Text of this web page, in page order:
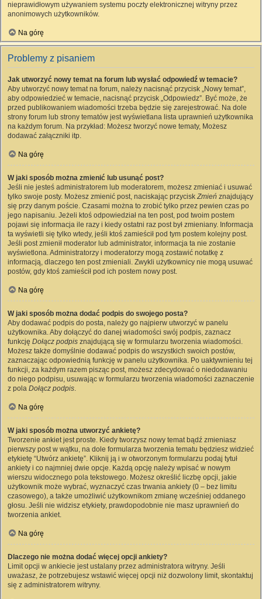
nieprawidłowym używaniem systemu poczty elektronicznej witryny przez
anonimowych użytkowników.
Na górę
Problemy z pisaniem
Jak utworzyć nowy temat na forum lub wysłać odpowiedź w temacie?
Aby utworzyć nowy temat na forum, należy nacisnąć przycisk „Nowy temat”,
aby odpowiedzieć w temacie, nacisnąć przycisk „Odpowiedz”. Być może, że
przed publikowaniem wiadomości trzeba będzie się zarejestrować. Na dole
strony forum lub strony tematów jest wyświetlana lista uprawnień użytkownika
na każdym forum. Na przykład: Możesz tworzyć nowe tematy, Możesz
dodawać załączniki itp.
Na górę
W jaki sposób można zmienić lub usunąć post?
Jeśli nie jesteś administratorem lub moderatorem, możesz zmieniać i usuwać
tylko swoje posty. Możesz zmienić post, naciskając przyciskZmień znajdujący
się przy danym poście. Czasami można to zrobić tylko przez pewien czas po
jego napisaniu. Jeżeli ktoś odpowiedział na ten post, pod twoim postem
pojawi się informacja ile razy i kiedy ostatni raz post był zmieniany. Informacja
ta wyświetli się tylko wtedy, jeśli ktoś zamieścił pod tym postem kolejny post.
Jeśli post zmienił moderator lub administrator, informacja ta nie zostanie
wyświetlona. Administratorzy i moderatorzy mogą zostawić notatkę z
informacją, dlaczego ten post zmieniali. Zwykli użytkownicy nie mogą usuwać
postów, gdy ktoś zamieścił pod ich postem nowy post.
Na górę
W jaki sposób można dodać podpis do swojego posta?
Aby dodawać podpis do posta, należy go najpierw utworzyć w panelu
użytkownika. Aby dołączyć do danej wiadomości swój podpis, zaznacz
funkcję Dołącz podpis znajdującą się w formularzu tworzenia wiadomości.
Możesz także domyślnie dodawać podpis do wszystkich swoich postów,
zaznaczając odpowiednią funkcję w panelu użytkownika. Po uaktywnieniu tej
funkcji, za każdym razem pisząc post, możesz zdecydować o niedodawaniu
do niego podpisu, usuwając w formularzu tworzenia wiadomości zaznaczenie
z pola Dołącz podpis.
Na górę
W jaki sposób można utworzyć ankietę?
Tworzenie ankiet jest proste. Kiedy tworzysz nowy temat bądź zmieniasz
pierwszy post w wątku, na dole formularza tworzenia tematu będziesz widzieć
etykietę “Utwórz ankietę”. Kliknij ją i w otworzonym formularzu podaj tytuł
ankiety i co najmniej dwie opcje. Każdą opcję należy wpisać w nowym
wierszu widocznego pola tekstowego. Możesz określić liczbę opcji, jakie
użytkownik może wybrać, wyznaczyć czas trwania ankiety (0 – bez limitu
czasowego), a także umożliwić użytkownikom zmianę wcześniej oddanego
głosu. Jeśli nie widzisz etykiety, prawdopodobnie nie masz uprawnień do
tworzenia ankiet.
Na górę
Dlaczego nie można dodać więcej opcji ankiety?
Limit opcji w ankiecie jest ustalany przez administratora witryny. Jeśli
uważasz, że potrzebujesz wstawić więcej opcji niż dozwolony limit, skontaktuj
się z administratorem witryny.